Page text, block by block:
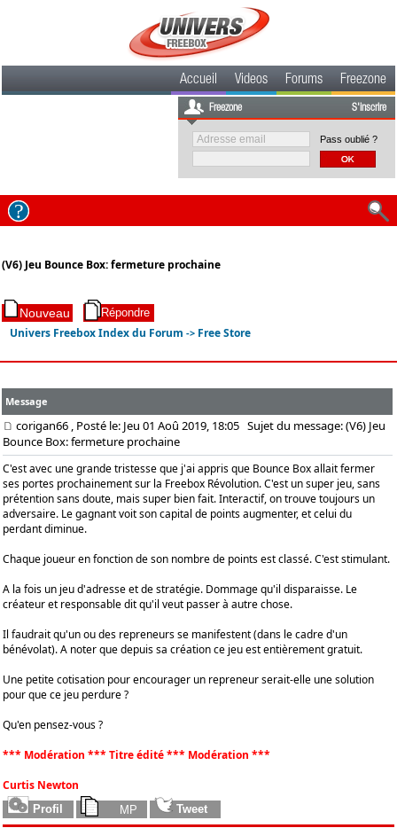
Accueil Videos Forums Freezone
Freezone S'inscrire
Pass oublié ?
(V6) Jeu Bounce Box: fermeture prochaine
Univers Freebox Index du Forum -> Free Store
Message
corigan66 , Posté le: Jeu 01 Aoû 2019, 18:05 Sujet du message: (V6) Jeu
Bounce Box: fermeture prochaine
C'est avec une grande tristesse que j'ai appris que Bounce Box allait fermer
ses portes prochainement sur la Freebox Révolution. C'est un super jeu, sans
prétention sans doute, mais super bien fait. Interactif, on trouve toujours un
adversaire. Le gagnant voit son capital de points augmenter, et celui du
perdant diminue.
Chaque joueur en fonction de son nombre de points est classé. C'est stimulant.
A la fois un jeu d'adresse et de stratégie. Dommage qu'il disparaisse. Le
créateur et responsable dit qu'il veut passer à autre chose.
Il faudrait qu'un ou des repreneurs se manifestent (dans le cadre d'un
bénévolat). A noter que depuis sa création ce jeu est entièrement gratuit.
Une petite cotisation pour encourager un repreneur serait-elle une solution
pour que ce jeu perdure ?
Qu'en pensez-vous ?
*** Modération *** Titre édité *** Modération ***
Curtis Newton